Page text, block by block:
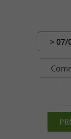
> 07/